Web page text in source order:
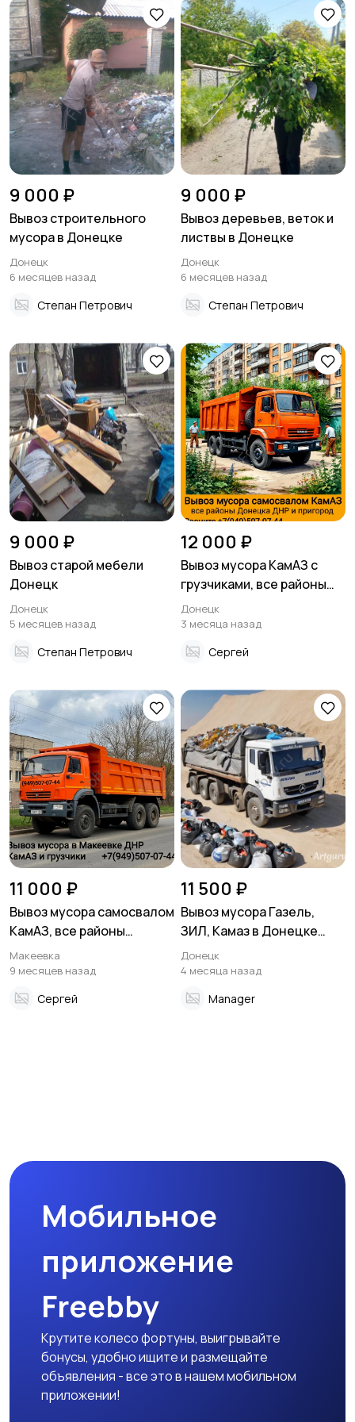
9 000 ₽
Вывоз строительного
мусора в Донецке
Донецк
6 месяцев назад
Степан Петрович
9 000 ₽
Вывоз деревьев, веток и
листвы в Донецке
Донецк
6 месяцев назад
Степан Петрович
9 000 ₽
Вывоз старой мебели
Донецк
Донецк
5 месяцев назад
Степан Петрович
12 000 ₽
Вывоз мусора КамАЗ с
грузчиками, все районы
Донецка ДНР
Донецк
3 месяца назад
Сергей
11 000 ₽
Вывоз мусора самосвалом
КамАЗ, все районы
Макеевки
Макеевка
9 месяцев назад
Сергей
11 500 ₽
Вывоз мусора Газель,
ЗИЛ, Камаз в Донецке
Макеевке ДНР
Донецк
4 месяца назад
Manager
Мобильное
приложение
Freebby
Крутите колесо фортуны, выигрывайте
бонусы, удобно ищите и размещайте
объявления - все это в нашем мобильном
приложении!